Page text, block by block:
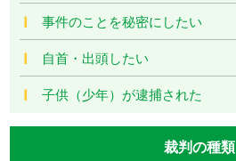
事件のことを秘密にしたい
自首・出頭したい
子供（少年）が逮捕された
裁判の種類